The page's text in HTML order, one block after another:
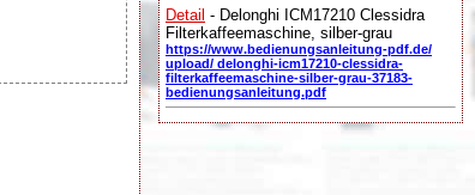
Detail - Delonghi ICM17210 Clessidra
Filterkaffeemaschine, silber-grau
https://www.bedienungsanleitung-pdf.de/
upload/ delonghi-icm17210-clessidra-
filterkaffeemaschine-silber-grau-37183-
bedienungsanleitung.pdf